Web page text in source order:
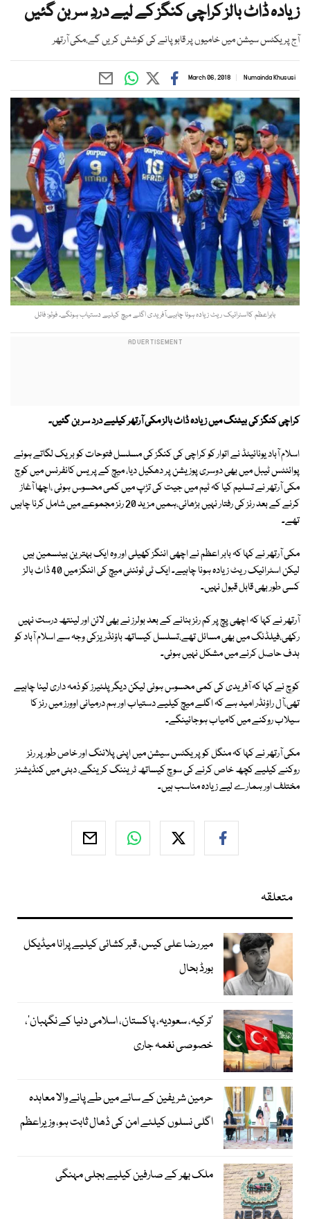
زیادہ ڈاٹ بالز کراچی کنگز کے لیے دردِ سر بن گئیں
آج پریکٹس سیشن میں خامیوں پر قابوپانے کی کوشش کریں گے،مکی آرتھر
Numainda Khususi
March 06, 2018
بابراعظم کااسٹرائیک ریٹ زیادہ ہونا چاہیے،آفریدی اگلے میچ کیلیے دستیاب ہونگے۔ فوٹو: فائل
کراچی کنگز کی بیٹنگ میں زیادہ ڈاٹ بالز مکی آرتھر کیلیے درد سر بن گئیں۔
اسلام آباد یونائیٹڈ نے اتوار کو کراچی کی کنگز کی مسلسل فتوحات کو بریک لگاتے ہوئے
پوائٹٹس ٹیبل میں بھی دوسری پوزیشن پر دھکیل دیا، میچ کے پریس کانفرنس میں کوچ
مکی آرتھر نے تسلیم کیا کہ ٹیم میں جیت کی تڑپ میں کمی محسوس ہوئی ،اچھا آغاز
کرنے کے بعد رنز کی رفتار نہیں بڑھائی،ہمیں مزید 20 رنز مجموعے میں شامل کرنا چاہیں
تھے۔
مکی آرتھر نے کہا کہ بابر اعظم نے اچھی اننگز کھیلی اور وہ ایک بہترین بیٹسمین ہیں
لیکن اسٹرائیک ریٹ زیادہ ہونا چاہیے۔ ایک ٹی ٹوئنٹی میچ کی اننگز میں 40 ڈاٹ بالز
کسی طور بھی قابل قبول نہیں۔
آرتھر نے کہا کہ اچھی پچ پر کم رنز بنانے کے بعد بولرز نے بھی لائن اور لینتھ درست نہیں
رکھی،فیلڈنگ میں بھی مسائل تھے،تسلسل کیساتھ باؤنڈریزکی وجہ سے اسلام آباد کو
ہدف حاصل کرنے میں مشکل نہیں ہوئی۔
کوچ نے کہا کہ آفریدی کی کمی محسوس ہوئی لیکن دیگر پلئیرز کو ذمہ داری لینا چاہیے
تھی،آل راؤنڈر امید ہے کہ اگلے میچ کیلیے دستیاب اور ہم درمیانی اوورز میں رنز کا
سیلاب روکنے میں کامیاب ہوجائینگے۔
مکی آرتھر نے کہا کہ منگل کو پریکٹس سیشن میں اپنی پلاننگ اور خاص طور پر رنز
روکنے کیلیے کچھ خاص کرنے کی سوچ کیساتھ ٹریننگ کرینگے، دبئی میں کنڈیشنز
مختلف اور ہمارے لیے زیادہ مناسب ہیں۔
متعلقہ
میر رضا علی کیس، قبر کشائی کیلیے پرانا میڈیکل
بورڈ بحال
‘ترکیہ، سعودیہ، پاکستان، اسلامی دنیا کے نگہبان’،
خصوصی نغمہ جاری
حرمین شریفین کے سائے میں طے پانے والا معاہدہ
اگلی نسلوں کیلئے امن کی ڈھال ثابت ہو، وزیراعظم
ملک بھر کے صارفین کیلیے بجلی مہنگی